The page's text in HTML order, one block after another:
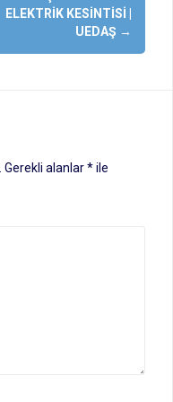
ELEKTRIK KESINTISI |
UEDAŞ →
Gerekli alanlar*ile